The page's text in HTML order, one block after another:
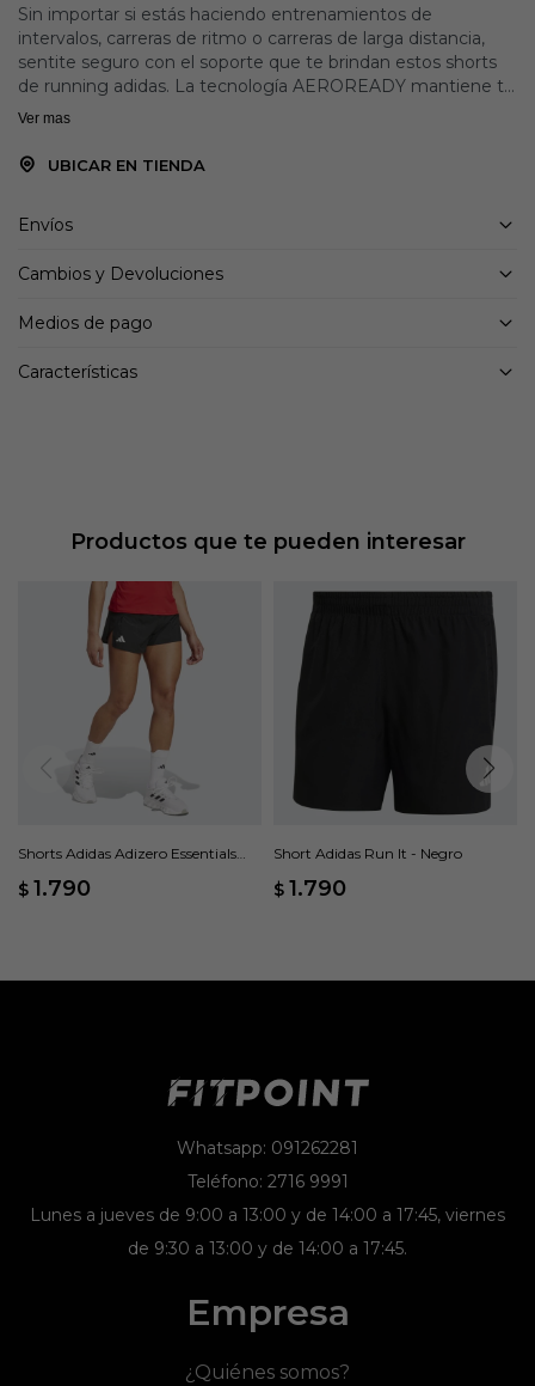
Sin importar si estás haciendo entrenamientos de
intervalos, carreras de ritmo o carreras de larga distancia,
sentite seguro con el soporte que te brindan estos shorts
de running adidas. La tecnología AEROREADY mantiene tu
cuerpo seco kilómetro tras kilómetro para que puedas
en condiciones de poca luz y los bolsillos con cierre
Utilizando materiales reciclados disminuimos los residuos,
generan los productos que fabricamos.
Detalles:
Cintura elástica con cordón ajustable
Ver mas
UBICAR EN TIENDA
Envíos
Cambios y Devoluciones
Medios de pago
Características
Productos que te pueden interesar
Shorts Adidas Adizero Essentials
$ 1.790
Short Adidas Run It - Negro
$ 1.790
Whatsapp: 091262281
Teléfono: 2716 9991
Lunes a jueves de 9:00 a 13:00 y de 14:00 a 17:45, viernes
de 9:30 a 13:00 y de 14:00 a 17:45.
Empresa
¿Quiénes somos?